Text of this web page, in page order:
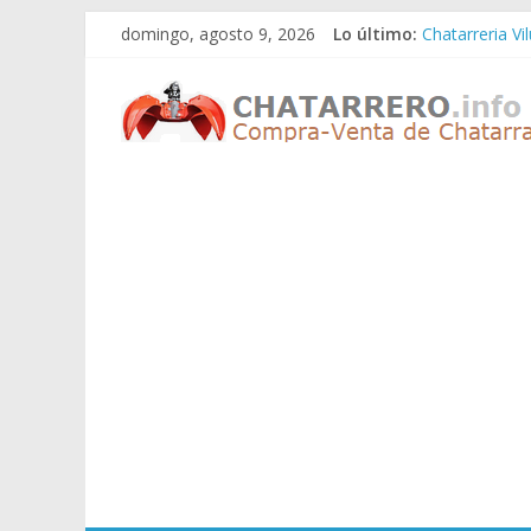
Saltar
contenido
domingo, agosto 9, 2026 Lo último: Chatarreria
Chatarreria
Chatarreria
Chatarreros